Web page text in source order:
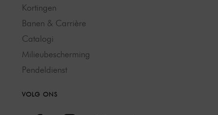
Kortingen
Banen & Carrière
Catalogi
Milieubescherming
Pendeldienst
VOLG ONS